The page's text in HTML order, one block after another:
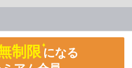
制限になる